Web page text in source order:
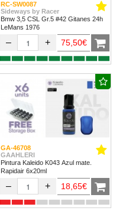
RC-SW0087
Sideways by Racer
Bmw 3,5 CSL Gr.5 #42 Gitanes 24h
LeMans 1976
– + 75,50€
GA-46708
GAAHLERI
Pintura Kaleido K043 Azul mate.
Rapidair 6x20ml
– + 18,65€